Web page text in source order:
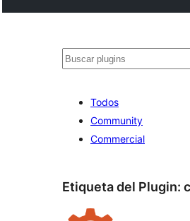
Buscar
Todos
Community
Commercial
Etiqueta del Plugin: